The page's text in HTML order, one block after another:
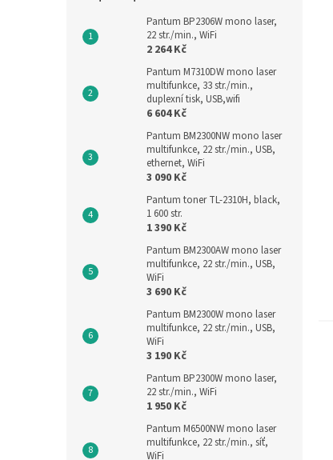
Pantum BP2306W mono laser,
22 str./min., WiFi
2 264 Kč
Pantum M7310DW mono laser
multifunkce, 33 str./min.,
duplexní tisk, USB,wifi
6 604 Kč
Pantum BM2300NW mono laser
multifunkce, 22 str./min., USB,
ethernet, WiFi
3 090 Kč
Pantum toner TL-2310H, black,
1 600 str.
1 390 Kč
Pantum BM2300AW mono laser
multifunkce, 22 str./min., USB,
WiFi
3 690 Kč
Pantum BM2300W mono laser
multifunkce, 22 str./min., USB,
WiFi
3 190 Kč
Pantum BP2300W mono laser,
22 str./min., WiFi
1 950 Kč
Pantum M6500NW mono laser
multifunkce, 22 str./min., síť,
WiFi